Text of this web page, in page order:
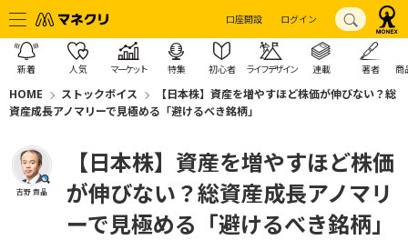
口座開設 ログイン
新着 人気 マーケット 特集 初心者 ライフデザイン 連載 著者 商
HOME ストックボイス
【日本株】資産を増やすほど株価が伸びない？総
資産成長アノマリーで見極める「避けるべき銘柄」
吉野 貴晶
【日本株】資産を増やすほど株価
が伸びない？総資産成長アノマリ
ーで見極める「避けるべき銘柄」